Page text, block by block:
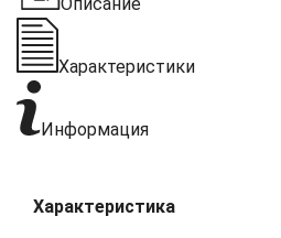
Характеристики
Информация
Характеристика